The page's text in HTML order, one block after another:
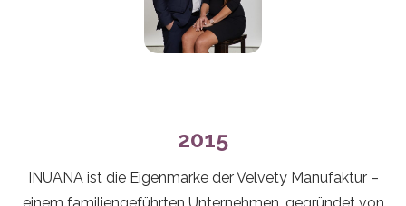
2015
INUANA ist die Eigenmarke der Velvety Manufaktur –